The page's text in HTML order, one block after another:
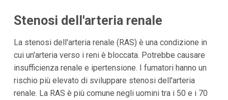
Stenosi dell'arteria renale
La stenosi dell'arteria renale (RAS) è una condizione in
cui un'arteria verso i reni è bloccata. Potrebbe causare
insufficienza renale e ipertensione. I fumatori hanno un
rischio più elevato di sviluppare stenosi dell'arteria
renale. La RAS è più comune negli uomini tra i 50 e i 70